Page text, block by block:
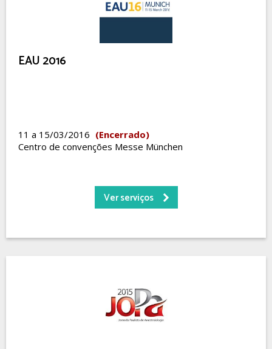
EAU 2016
11 a 15/03/2016 (Encerrado)
Centro de convenções Messe München
Ver serviços